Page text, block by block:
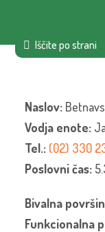
Naslov:
Vodja enote:
Tel.: (02) 330
Poslovni čas:
Bivalna
Funkcionalna